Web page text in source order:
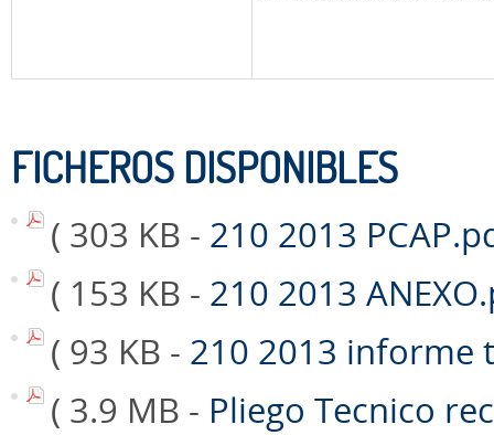
FICHEROS DISPONIBLES
( 303 KB - 210 2013
( 153 KB - 210 2013
( 93 KB - 210 2013 informe
( 3.9 MB - Pliego Tecnico